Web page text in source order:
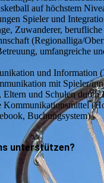
auf höchstem
Spieler und
Zuwanderer, berufliche
(Regionalliga/
umfangreiche
und Information
mit Spieler/
Eltern und Schulen durch
Kommunikationsmittel
Buchungsystem)
unterstützen?